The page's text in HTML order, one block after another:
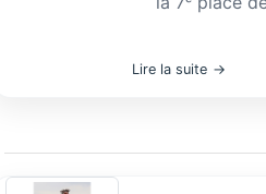
Lire la suite